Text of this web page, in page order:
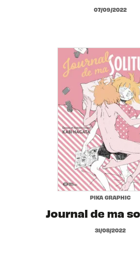
07/09/2022
PIKA GRAPHIC
Journal de ma
31/08/2022